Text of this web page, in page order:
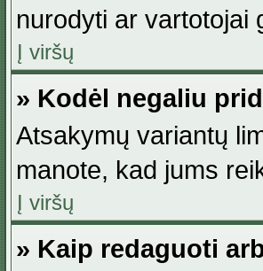
nurodyti ar vartotojai
Į viršų
» Kodėl negaliu
Atsakymų variantų
manote, kad jums
Į viršų
» Kaip redaguoti